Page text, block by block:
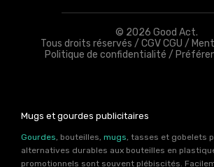
© 2026 Good Act.
Tous droits réservés / CGV CGU /
Politique de confidentialité /
Mugs et gourdes publicitaires
Gourdes , bouteilles, mugs , tasses et gobelets
alternatives durables aux bouteilles en
promotionnels sont souvent plébiscités.